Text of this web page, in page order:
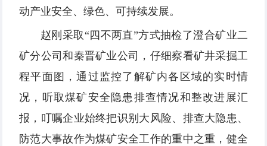
动产业安全、绿色、可持续发展。
赵刚采取“四不两直”方式抽检了澄合矿业二
矿分公司和秦晋矿业公司，仔细察看矿井采掘工
程平面图，通过监控了解矿内各区域的实时情
况，听取煤矿安全隐患排查情况和整改进展汇
报，叮嘱企业始终把识别大风险、排查大隐患、
防范大事故作为煤矿安全工作的重中之重，健全